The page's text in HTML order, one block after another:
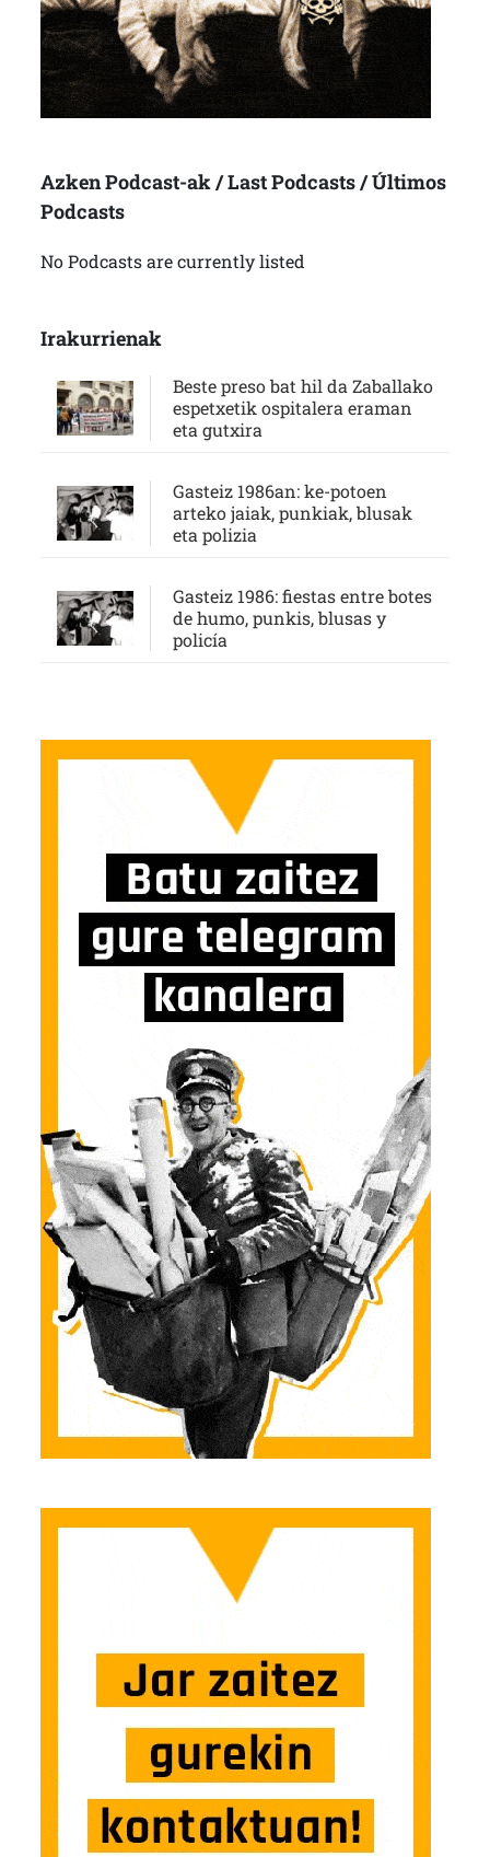
Azken Podcast-ak / Last Podcasts / Últimos
Podcasts
No Podcasts are currently listed
Irakurrienak
Beste preso bat hil da Zaballako
espetxetik ospitalera eraman
eta gutxira
Gasteiz 1986an: ke-potoen
arteko jaiak, punkiak, blusak
eta polizia
Gasteiz 1986: fiestas entre botes
de humo, punkis, blusas y
policía